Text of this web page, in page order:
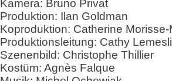
Kamera: Bruno Privat
Produktion: Ilan Goldman
Koproduktion: Catherine
Produktionsleitung: Cathy
Szenenbild: Christophe Thillier
Kostüm: Agnès Falque